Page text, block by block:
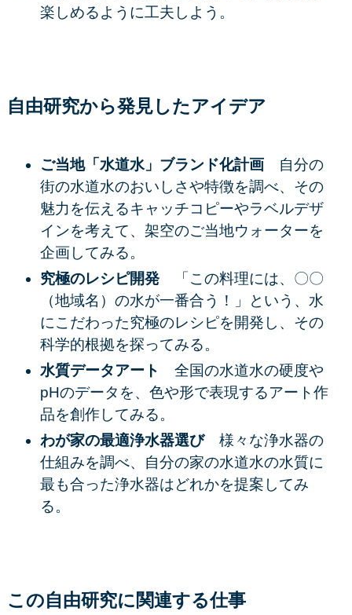
楽しめるように工夫しよう。
自由研究から発見したアイデア
ご当地「水道水」ブランド化計画
自分の
街の水道水のおいしさや特徴を調べ、その
魅力を伝えるキャッチコピーやラベルデザ
インを考えて、架空のご当地ウォーターを
企画してみる。
究極のレシピ開発
「この料理には、〇〇
（地域名）の水が一番合う！」という、水
にこだわった究極のレシピを開発し、その
科学的根拠を探ってみる。
水質データアート 全国の水道水の硬度や
pHのデータを、色や形で表現するアート作
品を創作してみる。
わが家の最適浄水器選び 様々な浄水器の
仕組みを調べ、自分の家の水道水の水質に
最も合った浄水器はどれかを提案してみ
る。
この自由研究に関連する仕事